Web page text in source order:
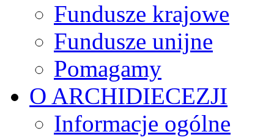
Fundusze krajowe
Fundusze unijne
Pomagamy
O ARCHIDIECEZJI
Informacje ogólne